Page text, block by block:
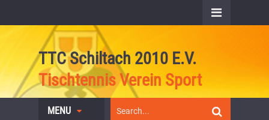
TTC Schiltach 2010 E.V.
Tischtennis Verein Sport
MENU